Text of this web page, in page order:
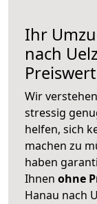
Ihr
nach
Preiswert
Wir
stressig
helfen, sich
machen zu
haben
Ihnen ohne
Hanau nach